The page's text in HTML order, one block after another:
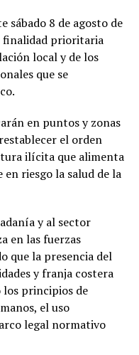
sábado 8 de agosto de
finalidad prioritaria
local y de los
que se
en puntos y zonas
el orden
ilícita que alimenta
en riesgo la salud de la
y al sector
en las fuerzas
que la presencia del
y franja costera
los principios de
el uso
legal normativo